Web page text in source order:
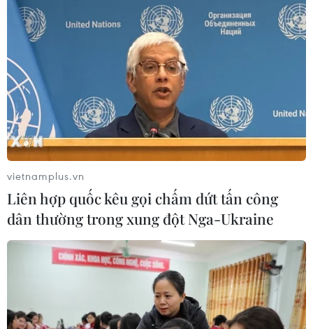
vietnamplus.vn
Liên hợp quốc kêu gọi chấm dứt tấn công
dân thường trong xung đột Nga-Ukraine